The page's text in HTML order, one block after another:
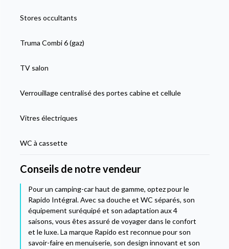
Stores occultants
Truma Combi 6 (gaz)
TV salon
Verrouillage centralisé des portes cabine et cellule
Vitres électriques
WC à cassette
Conseils de notre vendeur
Pour un camping-car haut de gamme, optez pour le
Rapido Intégral. Avec sa douche et WC séparés, son
équipement suréquipé et son adaptation aux 4
saisons, vous êtes assuré de voyager dans le confort
et le luxe. La marque Rapido est reconnue pour son
savoir-faire en menuiserie, son design innovant et son